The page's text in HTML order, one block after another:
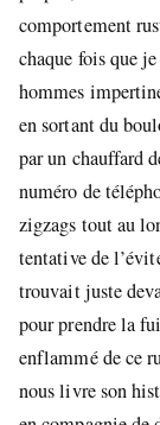
comportement
chaque fois que
hommes
en sortant du
par un chauffard
numéro de
zigzags tout au
tentative de
trouvait juste
pour prendre la
enflammé de ce
nous livre son